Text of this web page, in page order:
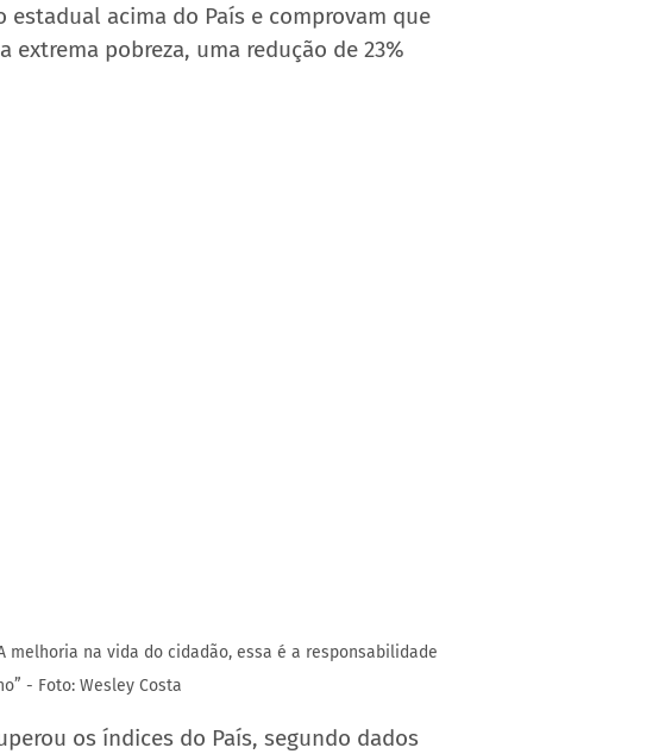
estadual acima do País e comprovam que
extrema pobreza, uma redução de 23%
melhoria na vida do cidadão, essa é a responsabilidade
- Foto: Wesley Costa
os índices do País, segundo dados